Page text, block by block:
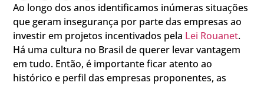
Ao longo dos anos identificamos inúmeras situações
que geram insegurança por parte das empresas ao
investir em projetos incentivados pela Lei Rouanet.
Há uma cultura no Brasil de querer levar vantagem
em tudo. Então, é importante ficar atento ao
histórico e perfil das empresas proponentes, as